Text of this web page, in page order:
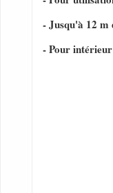
- Jusqu'à 12 m
- Pour